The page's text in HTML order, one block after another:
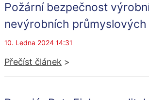
Požární bezpečnost
nevýrobních
10. Ledna 2024 14:31
Přečíst článek >